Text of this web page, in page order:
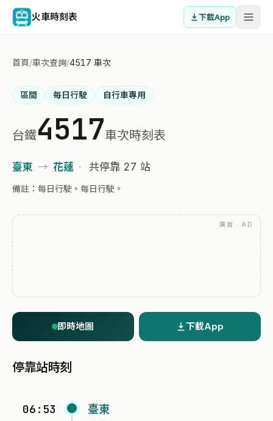
火車時刻表 下載App
首頁/車次查詢/4517 車次
區間 每日行駛 自行車專用
台鐵4517車次時刻表
臺東 → 花蓮 · 共停靠 27 站
備註：每日行駛。每日行駛。
廣告 · AD
即時地圖 下載App
停靠站時刻
06:53 臺東